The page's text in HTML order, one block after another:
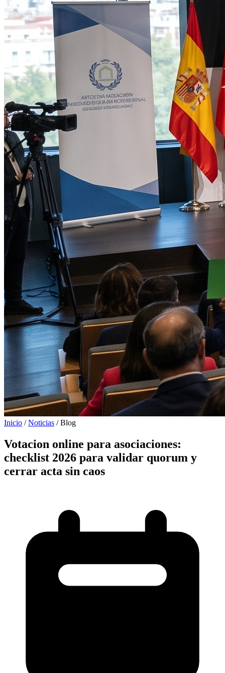
Inicio / Noticias / Blog
Votacion online para asociaciones:
checklist 2026 para validar quorum y
cerrar acta sin caos